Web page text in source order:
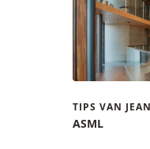
TIPS VAN
ASML